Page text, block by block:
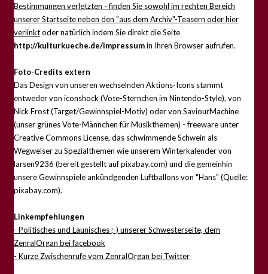
Bestimmungen verletzten - finden Sie sowohl im rechten Bereich
unserer Startseite neben den "aus dem Archiv"-Teasern oder hier
verlinktoder natürlich indem Sie direkt die Seite
http://kulturkueche.de/impressumin Ihren Browser aufrufen.
Foto-Credits extern
Das Design von unseren wechselnden Aktions-Icons stammt
entweder von iconshock (Vote-Sternchen im Nintendo-Style), von
Nick Frost (Target/Gewinnspiel-Motiv) oder von SaviourMachine
(unser grünes Vote-Männchen für Musikthemen) - freeware unter
Creative Commons License, das schwimmende Schwein als
Wegweiser zu Spezialthemen wie unserem Winterkalender von
larsen9236 (bereit gestellt auf pixabay.com) und die gemeinhin
unsere Gewinnspiele ankündgenden Luftballons von "Hans" (Quelle:
pixabay.com).
Linkempfehlungen
- Politisches und Launisches ;-) unserer Schwesterseite, dem
ZenralOrgan bei facebook
- Kurze Zwischenrufe vom ZenralOrgan bei Twitter